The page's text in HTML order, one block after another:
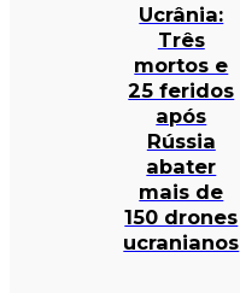
Ucrânia:
Três
mortos e
25 feridos
após
Rússia
abater
mais de
150 drones
ucranianos